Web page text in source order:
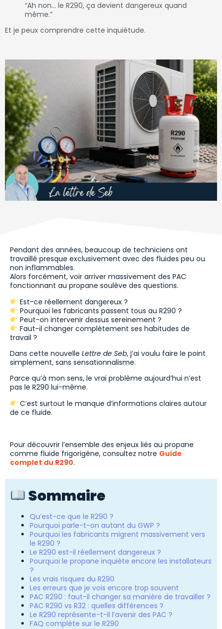
“Ah non… le R290, ça devient dangereux quand
même.”
Et je peux comprendre cette inquiétude.
Pendant des années, beaucoup de techniciens ont
travaillé presque exclusivement avec des fluides peu ou
non inflammables.
Alors forcément, voir arriver massivement des PAC
fonctionnant au propane soulève des questions.
Est-ce réellement dangereux ?
Pourquoi les fabricants passent tous au R290 ?
Peut-on intervenir dessus sereinement ?
Faut-il changer complètement ses habitudes de
travail ?
Dans cette nouvelle Lettre de Seb, j’ai voulu faire le point
simplement, sans sensationnalisme.
Parce qu’à mon sens, le vrai problème aujourd’hui n’est
pas le R290 lui-même.
C’est surtout le manque d’informations claires autour
de ce fluide.
Pour découvrir l’ensemble des enjeux liés au propane
comme fluide frigorigène, consultez notre Guide
complet du R290.
Sommaire
Qu’est-ce que le R290 ?
Pourquoi parle-t-on autant du GWP ?
Pourquoi les fabricants migrent massivement vers
le R290 ?
Le R290 est-il réellement dangereux ?
Pourquoi le propane inquiète encore les installateurs
?
Les vrais risques du R290
Les erreurs que je vois encore trop souvent
PAC R290 : faut-il changer sa manière de travailler ?
PAC R290 vs R32 : quelles différences ?
Le R290 représente-t-il l’avenir des PAC ?
FAQ complète sur le R290